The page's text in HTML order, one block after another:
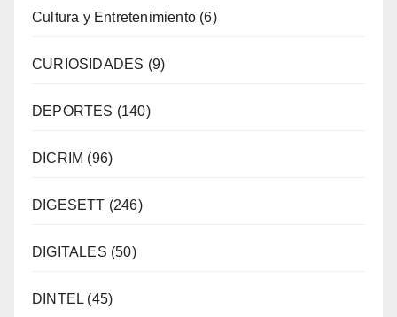
Cultura y Entretenimiento (6)
CURIOSIDADES (9)
DEPORTES (140)
DICRIM (96)
DIGESETT (246)
DIGITALES (50)
DINTEL (45)